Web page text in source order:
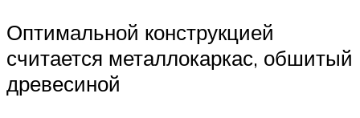
Оптимальной конструкцией
считается металлокаркас, обшитый
древесиной